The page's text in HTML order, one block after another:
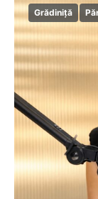
Grădiniță